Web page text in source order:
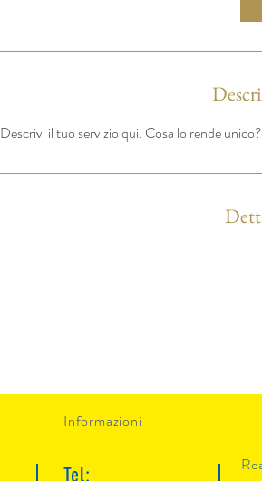
Descrivi il tuo servizio qui. Cosa lo rende
Informazioni
Tel: